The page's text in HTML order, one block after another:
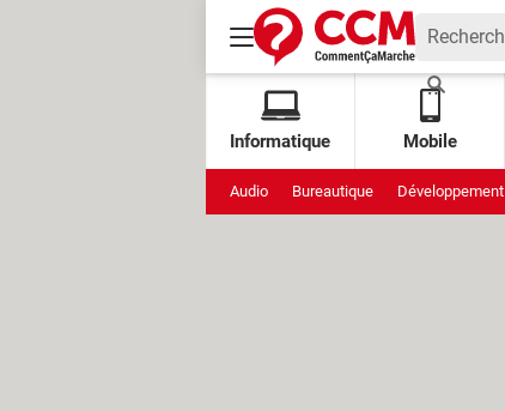
Informatique Mobile
Audio Bureautique Développement